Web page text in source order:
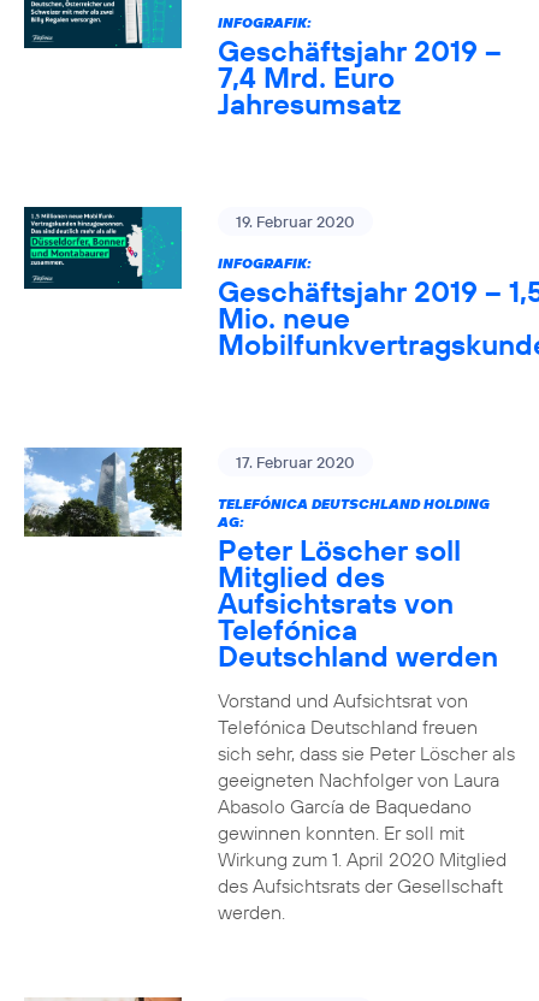
INFOGRAFIK:
Geschäftsjahr 2019 –
7,4 Mrd. Euro
Jahresumsatz
19. Februar 2020
INFOGRAFIK:
Geschäftsjahr 2019 –
Mio. neue
17. Februar 2020
TELEFÓNICA DEUTSCHLAND HOLDING
AG:
Peter Löscher soll
Mitglied des
Aufsichtsrats von
Telefónica
Deutschland werden
Vorstand und Aufsichtsrat von
Telefónica Deutschland freuen
sich sehr, dass sie Peter Löscher als
geeigneten Nachfolger von Laura
Abasolo García de Baquedano
gewinnen konnten. Er soll mit
Wirkung zum 1. April 2020 Mitglied
des Aufsichtsrats der Gesellschaft
werden.